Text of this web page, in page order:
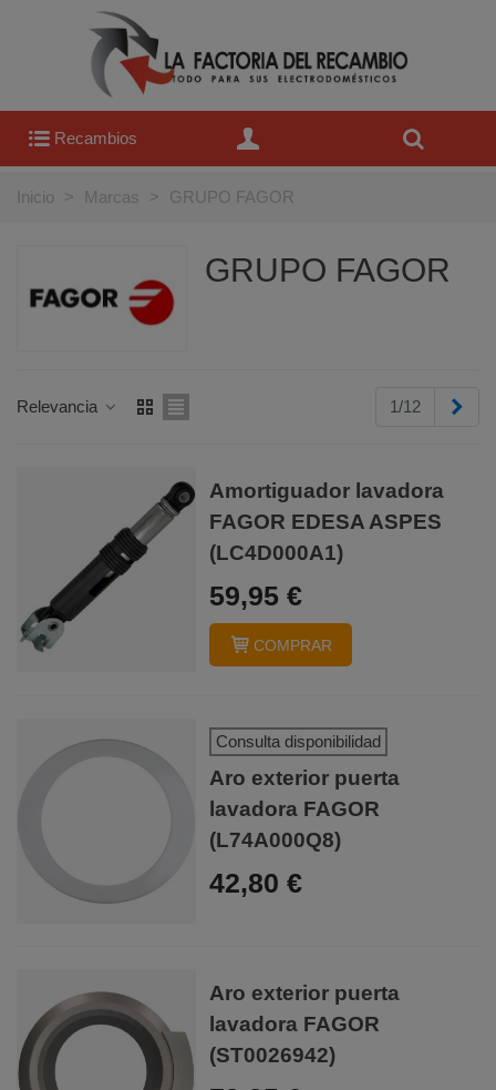
Recambios
Inicio > Marcas > GRUPO FAGOR
GRUPO FAGOR
Relevancia 1/12
Amortiguador lavadora
FAGOR EDESA ASPES
(LC4D000A1)
59,95 €
COMPRAR
Consulta disponibilidad
Aro exterior puerta
lavadora FAGOR
(L74A000Q8)
42,80 €
Aro exterior puerta
lavadora FAGOR
(ST0026942)